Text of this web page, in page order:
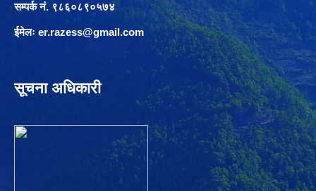
सम्पर्क नं. ९८६०८९०५७४
ईमेलः er.razess@gmail.com
सूचना अधिकारी